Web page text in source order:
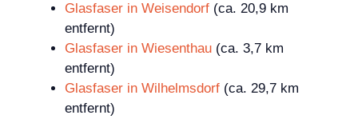
Glasfaser in Weisendorf (ca. 20,9 km
entfernt)
Glasfaser in Wiesenthau (ca. 3,7 km
entfernt)
Glasfaser in Wilhelmsdorf (ca. 29,7 km
entfernt)